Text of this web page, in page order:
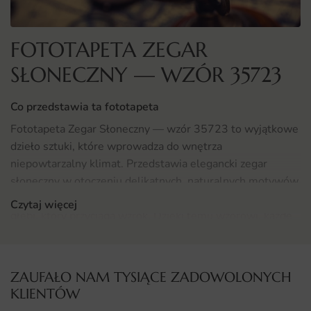
FOTOTAPETA ZEGAR
SŁONECZNY — WZÓR 35723
Co przedstawia ta fototapeta
Fototapeta Zegar Słoneczny — wzór 35723 to wyjątkowe
dzieło sztuki, które wprowadza do wnętrza
niepowtarzalny klimat. Przedstawia elegancki zegar
słoneczny w otoczeniu delikatnych, naturalnych motywów.
Odcienie brązu i beżu harmonijnie łączą się, tworząc efekt
Gdzie sprawdzi się fototapeta Zegar Słoneczny 35723
Czytaj więcej
ZAUFAŁO NAM TYSIĄCE ZADOWOLONYCH
KLIENTÓW